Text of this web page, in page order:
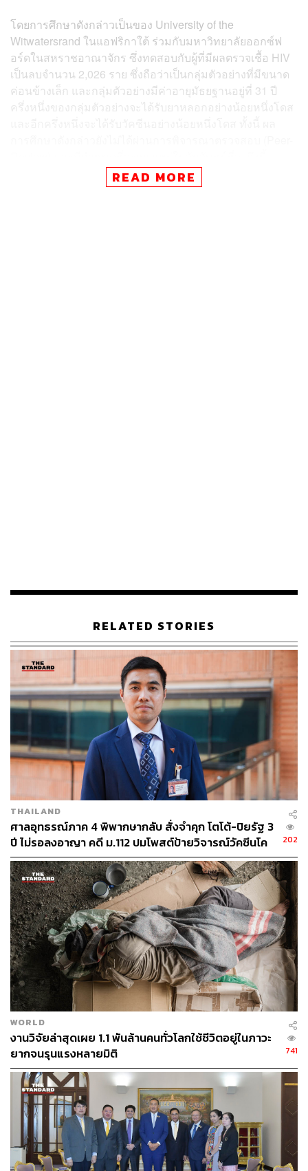
โดยการศึกษาดังกล่าวเป็นของ University of the
Witwatersrand ในแอฟริกาใต้ ร่วมกับมหาวิทยาลัยออกซ์ฟ
อร์ดในสหราชอาณาจักร ซึ่งทดสอบกับผู้ที่มีผลตรวจเชื้อ HIV
เป็นลบจำนวน 2,026 ราย ซึ่งถือว่าเป็นกลุ่มตัวอย่างที่มีขนาด
ค่อนข้างเล็ก และกลุ่มตัวอย่างมีค่าอายุมัธยฐานอยู่ที่ 31 ปี
ครึ่งหนึ่งของกลุ่มตัวอย่างจะได้รับยาหลอกอย่างน้อยหนึ่งโดส
The Financial Times และสำนักข่าว Reuters รายงาน
สายพันธุ์แอฟริกาใต้ดังกล่าว พร้อมระบุว่า กำลังทำงานร่วม
กับมหาวิทยาลัยออกซ์ฟอร์ดในการปรับปรุงวัคซีนให้ต่อต้าน
ไวรัสสายพันธุ์แอฟริกาใต้นี้ได้ ซึ่งมีความก้าวหน้าในการ
ปรับปรุงที่รวดเร็ว โดยบอกว่า จะพร้อมจัดส่งวัคซีนที่ปรับปรุง
แล้วในฤดูใบไม้ร่วงหากจำเป็น
ส่วนมหาวิทยาลัยออกซ์ฟอร์ดปฏิเสธที่จะให้ความเห็นต่อ
กรณีดังกล่าว แต่ระบุเพียงว่า ทางมหาวิทยาลัยกำลังทำงาน
กับหุ้นส่วนต่างๆ ทั่วโลก ซึ่งรวมถึงในแอฟริกาใต้ เพื่อประเมิน
ผลของไวรัสสายพันธุ์ใหม่ๆ ต่อวัคซีนรุ่นแรกที่ผลิตออกมา
และยังคงจับตามองการเกิดขึ้นของไวรัสสายพันธุ์ใหม่ๆ เพื่อ
เตรียมความพร้อมกับการเปลี่ยนแปลงสายพันธุ์ในอนาคต
ทั้งนี้ ขณะที่วัคซีนส่วนใหญ่สามารถรับมือกับโควิด-19 สาย
พันธุ์กลายที่พบในสหราชอาณาจักร แต่กับกรณีสายพันธุ์
กลายแอฟริกาใต้นั้นดูเหมือนจะน่ากังวลกว่า โดยทั้งวัคซีน
ของ Johnson & Johnson และ Novavax พบว่า มี
ประสิทธิภาพลดลงในการป้องกันไวรัสสายพันธุ์แอฟริกาใต้
ดังกล่าวจากการทดลองทางคลินิกในแอฟริกาใต้ แม้ว่าจะ
สามารถป้องกันโรคที่มีอาการรุนแรงและการเสียชีวิตที่มี
ความสัมพันธ์กับโควิด-19 ได้อย่างสมบูรณ์ก็ตาม ส่วนวัคซีน
ของ Moderna ก็พบว่า มีประสิทธิภาพลดลงอย่างมีนัยสำคัญ
ซึ่ง Moderna จะทดสอบวัคซีนโดสกระตุ้นและวัคซีนที่ปรับ
สูตรแล้วเพื่อรองรับสายพันธุ์แอฟริกาใต้นี้
สำหรับวัคซีนของ Pfizer-BioNTech ก็มีการทดสอบกับไวรัส
เทียมที่มีส่วนของการกลายพันธุ์บางส่วนมาจากไวรัสสาย
พันธุ์แอฟริกาใต้ในห้องปฏิบัติการ ซึ่งพบว่า วัคซีนมี
ประสิทธิภาพลดลงเล็กน้อย แต่ยังไม่มีการเผยแพร่ผลการ
ทดสอบกับไวรัสสายพันธุ์แอฟริกาใต้โดยตรง
แอฟริกาใต้ได้รับวัคซีนของ AstraZeneca 1 ล้านโดสเมื่อ
สัปดาห์ที่แล้ว จากทั้งหมด 1.5 ล้านโดสที่สั่งจากสถาบันเซรุ่ม
ของอินเดีย ซึ่งเป็นวัคซีนโควิด-19 ชนิดแรกที่ถูกจัดส่งเข้ามา
READ MORE
RELATED STORIES
THAILAND
​ศาลอุทธรณ์ภาค 4 พิพากษากลับ สั่งจำคุก โตโต้-ปิยรัฐ 3
ปี ไม่รอลงอาญา คดี ม.112 ปมโพสต์ป้ายวิจารณ์วัคซีนโค
วิด-19
202
WORLD
งานวิจัยล่าสุดเผย 1.1 พันล้านคนทั่วโลกใช้ชีวิตอยู่ในภาวะ
ยากจนรุนแรงหลายมิติ
741